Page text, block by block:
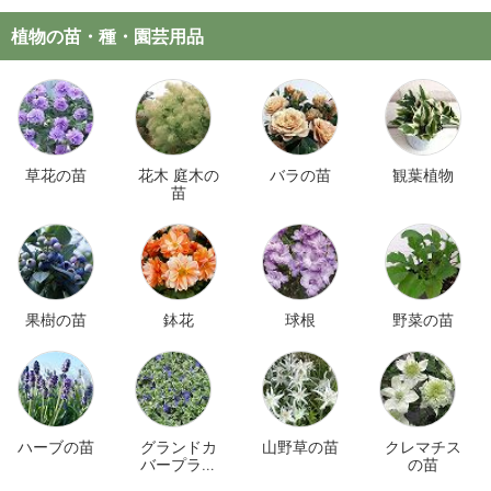
植物の苗・種・園芸用品
草花の苗
花木 庭木の
苗
バラの苗 観葉植物
果樹の苗 鉢花 球根 野菜の苗
ハーブの苗
グランドカ
バープラン
山野草の苗
クレマチス
の苗